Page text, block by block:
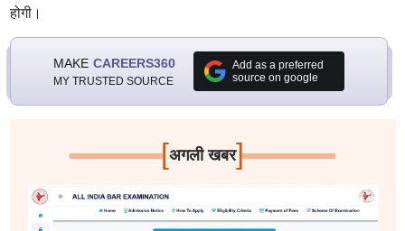
होगी।
MAKE CAREERS360
MY TRUSTED SOURCE
Add as a preferred
source on google
[अगली खबर]